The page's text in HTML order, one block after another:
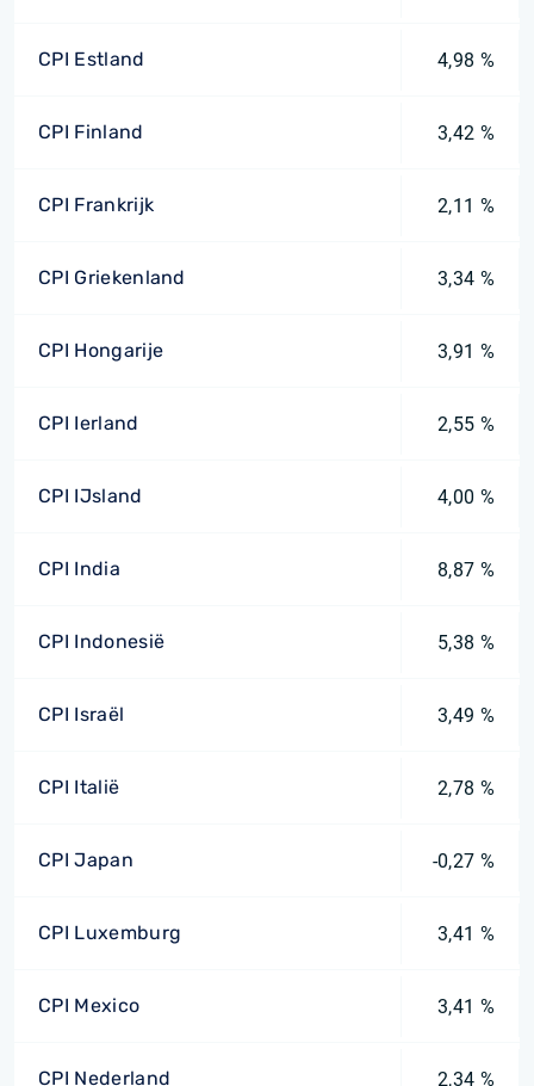
CPI Estland 4,98 %
CPI Finland 3,42 %
CPI Frankrijk 2,11 %
CPI Griekenland 3,34 %
CPI Hongarije 3,91 %
CPI Ierland 2,55 %
CPI IJsland 4,00 %
CPI India 8,87 %
CPI Indonesië 5,38 %
CPI Israël 3,49 %
CPI Italië 2,78 %
CPI Japan -0,27 %
CPI Luxemburg 3,41 %
CPI Mexico 3,41 %
CPI Nederland 2,34 %